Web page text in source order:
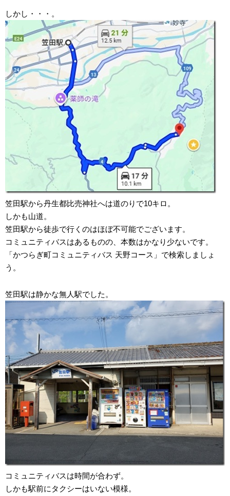
しかし・・・。
笠田駅から丹生都比売神社へは道のりで10キロ。
しかも山道。
笠田駅から徒歩で行くのはほぼ不可能でございます。
コミュニティバスはあるものの、本数はかなり少ないです。
「かつらぎ町コミュニティバス 天野コース」で検索しましょ
う。
笠田駅は静かな無人駅でした。
コミュニティバスは時間が合わず。
しかも駅前にタクシーはいない模様。